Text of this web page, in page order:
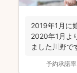
2019年1月に
2020年1月よ
ました川野で
予約承諾率